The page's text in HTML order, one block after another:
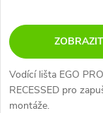
ZOBRAZIT
Vodící lišta EGO
RECESSED pro
montáže.